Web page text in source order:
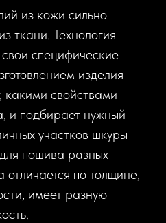
из кожи сильно
ткани. Технология
специфические
изделия
какими свойствами
и подбирает нужный
участков шкуры
пошива разных
отличается по толщине,
имеет разную